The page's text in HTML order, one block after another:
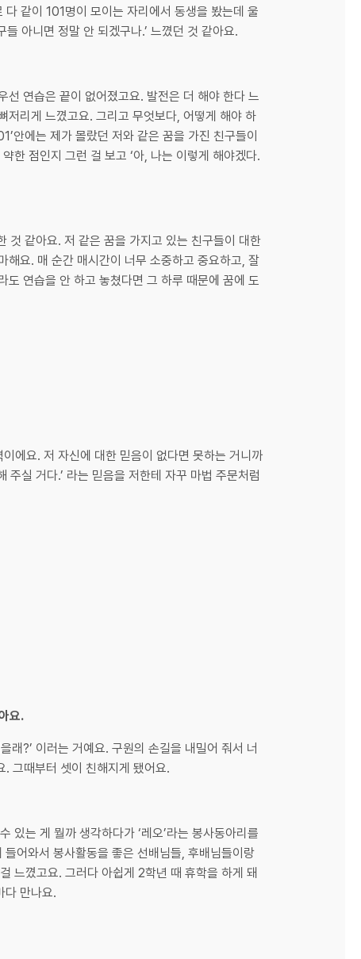
같이 101명이 모이는 자리에서 동생을 봤는데 울
아니면 정말 안 되겠구나.’ 느꼈던 것 같아요.
연습은 끝이 없어졌고요. 발전은 더 해야 한다 느
리게 느꼈고요. 그리고 무엇보다, 어떻게 해야 하
안에는 제가 몰랐던 저와 같은 꿈을 가진 친구들이
한 점인지 그런 걸 보고 ‘아, 나는 이렇게 해야겠다.
것 같아요. 저 같은 꿈을 가지고 있는 친구들이 대한
해요. 매 순간 매시간이 너무 소중하고 중요하고, 잘
도 연습을 안 하고 놓쳤다면 그 하루 때문에 꿈에 도
에요. 저 자신에 대한 믿음이 없다면 못하는 거니까
실 거다.’ 라는 믿음을 저한테 자꾸 마법 주문처럼
요.
래?’ 이러는 거예요. 구원의 손길을 내밀어 줘서 너
. 그때부터 셋이 친해지게 됐어요.
있는 게 뭘까 생각하다가 ‘레오’라는 봉사동아리를
어와서 봉사활동을 좋은 선배님들, 후배님들이랑
느꼈고요. 그러다 아쉽게 2학년 때 휴학을 하게 돼
다 만나요.